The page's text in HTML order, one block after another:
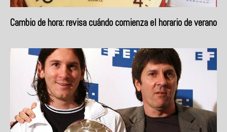
Cambio de hora: revisa cuándo comienza el horario de verano